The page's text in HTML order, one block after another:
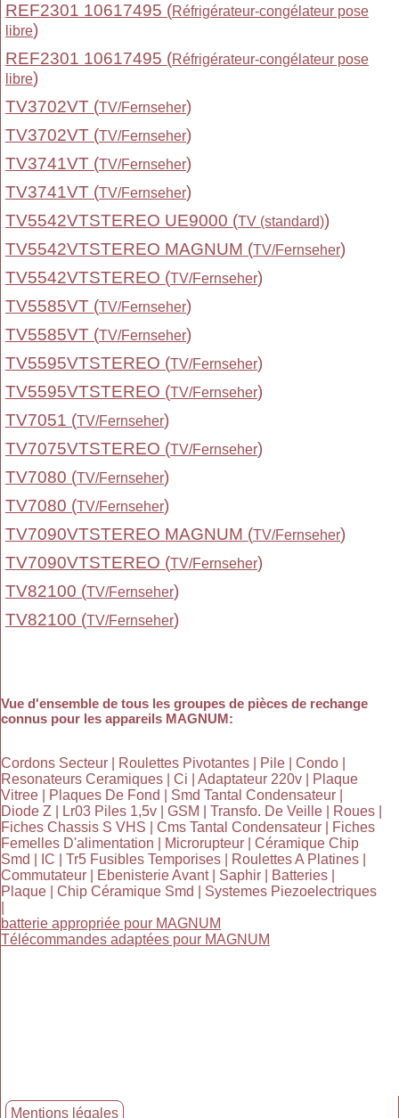
REF2301 10617495 (Réfrigérateur-congélateur pose
libre)
REF2301 10617495 (Réfrigérateur-congélateur pose
libre)
TV3702VT (TV/Fernseher)
TV3702VT (TV/Fernseher)
TV3741VT (TV/Fernseher)
TV3741VT (TV/Fernseher)
TV5542VTSTEREO UE9000 (TV (standard))
TV5542VTSTEREO MAGNUM (TV/Fernseher)
TV5542VTSTEREO (TV/Fernseher)
TV5585VT (TV/Fernseher)
TV5585VT (TV/Fernseher)
TV5595VTSTEREO (TV/Fernseher)
TV5595VTSTEREO (TV/Fernseher)
TV7051 (TV/Fernseher)
TV7075VTSTEREO (TV/Fernseher)
TV7080 (TV/Fernseher)
TV7080 (TV/Fernseher)
TV7090VTSTEREO MAGNUM (TV/Fernseher)
TV7090VTSTEREO (TV/Fernseher)
TV82100 (TV/Fernseher)
TV82100 (TV/Fernseher)
Vue d'ensemble de tous les groupes de pièces de rechange
connus pour les appareils MAGNUM:
Cordons Secteur | Roulettes Pivotantes | Pile | Condo |
Resonateurs Ceramiques | Ci | Adaptateur 220v | Plaque
Vitree | Plaques De Fond | Smd Tantal Condensateur |
Diode Z | Lr03 Piles 1,5v | GSM | Transfo. De Veille | Roues |
Fiches Chassis S VHS | Cms Tantal Condensateur | Fiches
Femelles D'alimentation | Microrupteur | Céramique Chip
Smd | IC | Tr5 Fusibles Temporises | Roulettes A Platines |
Commutateur | Ebenisterie Avant | Saphir | Batteries |
Plaque | Chip Céramique Smd | Systemes Piezoelectriques
batterie appropriée pour MAGNUM
Télécommandes adaptées pour MAGNUM
Mentions légales